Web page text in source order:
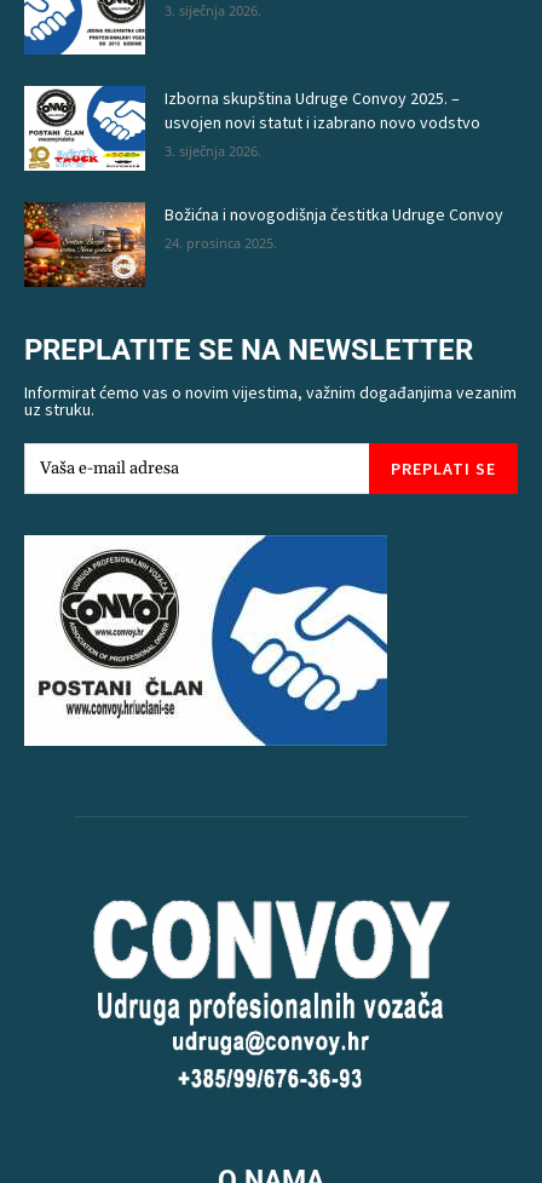
3. siječnja 2026.
Izborna skupština Udruge Convoy 2025. –
usvojen novi statut i izabrano novo vodstvo
3. siječnja 2026.
Božićna i novogodišnja čestitka Udruge Convoy
24. prosinca 2025.
PREPLATITE SE NA NEWSLETTER
Informirat ćemo vas o novim vijestima, važnim događanjima vezanim
uz struku.
PREPLATI SE